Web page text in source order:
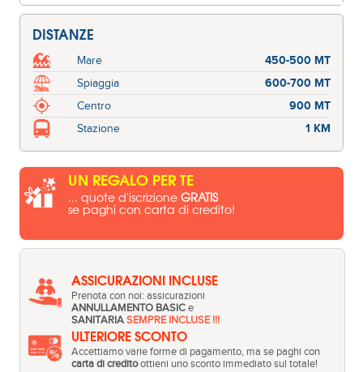
DISTANZE
Mare
450-500 MT
Spiaggia
600-700 MT
Centro
900 MT
Stazione
1 KM
UN REGALO PER TE
... quote d'iscrizioneGRATIS
se paghi con carta di credito!
ASSICURAZIONI INCLUSE
Prenota con noi: assicurazioni
ANNULLAMENTO BASIC e
SANITARIA SEMPRE INCLUSE !!!
ULTERIORE SCONTO
Accettiamo varie forme di pagamento, ma se paghi con
carta di creditoottieni uno sconto immediato sul totale!